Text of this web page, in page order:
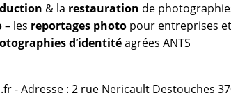
& la restauration de
– les reportages photopour entreprises
d’identitéagrées ANTS
- Adresse : 2 rue Nericault Destouches